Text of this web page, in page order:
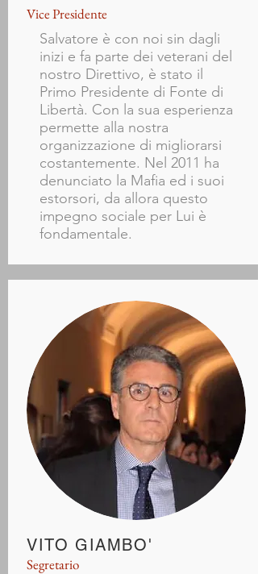
Vice Presidente
Salvatore è con noi sin dagli
inizi e fa parte dei veterani del
nostro Direttivo, è stato il
Primo Presidente di Fonte di
Libertà. Con la sua esperienza
permette alla nostra
organizzazione di migliorarsi
costantemente. Nel 2011 ha
denunciato la Mafia ed i suoi
estorsori, da allora questo
impegno sociale per Lui è
fondamentale.
VITO GIAMBO'
Segretario